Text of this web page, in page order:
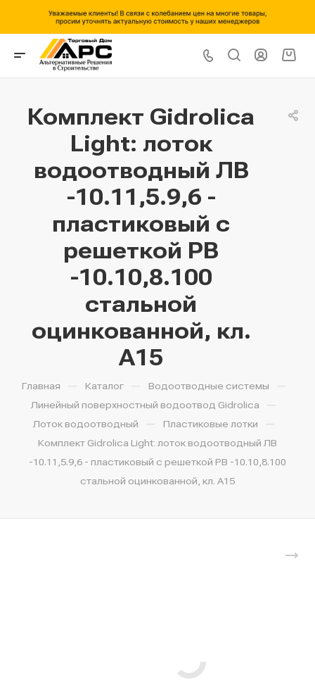
Комплект Gidrolica
Light: лоток
водоотводный ЛВ
-10.11,5.9,6 -
пластиковый с
решеткой РВ
-10.10,8.100
стальной
оцинкованной, кл.
A15
Главная — Каталог — Водоотводные системы —
Линейный поверхностный водоотвод Gidrolica —
Лоток водоотводный — Пластиковые лотки —
Комплект Gidrolica Light: лоток водоотводный ЛВ
-10.11,5.9,6 - пластиковый с решеткой РВ -10.10,8.100
стальной оцинкованной, кл. A15